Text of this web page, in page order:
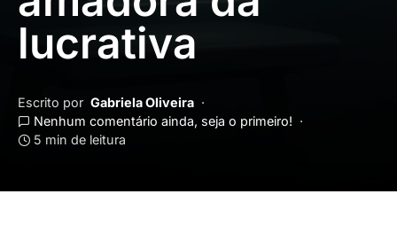
lucrativa
Escrito por Gabriela Oliveira
Nenhum comentário ainda, seja o primeiro!
5 min de leitura